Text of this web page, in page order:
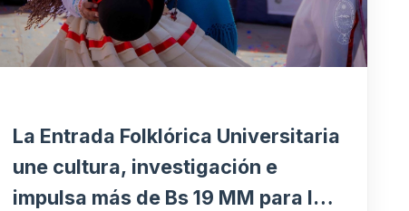
La Entrada Folklórica Universitaria
une cultura, investigación e
impulsa más de Bs 19 MM para la